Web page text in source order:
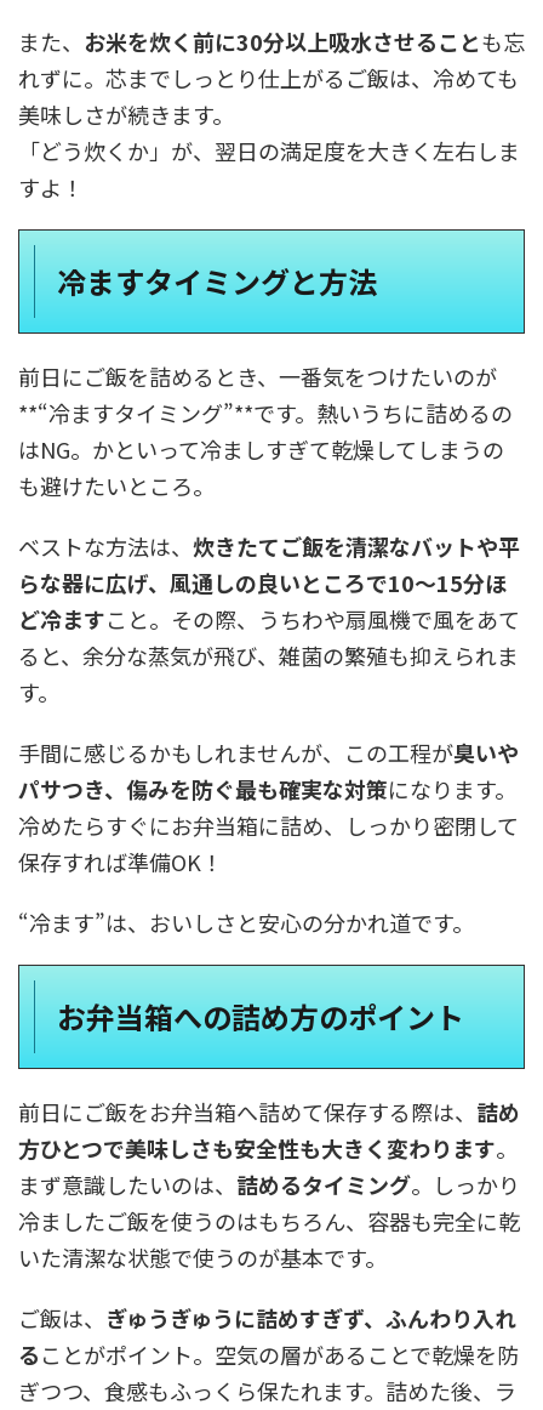
また、 お米を炊く前に30分以上吸水させることも忘
れずに。芯までしっとり仕上がるご飯は、冷めても
美味しさが続きます。
「どう炊くか」が、翌日の満足度を大きく左右しま
すよ！
冷ますタイミングと方法
前日にご飯を詰めるとき、一番気をつけたいのが
**“冷ますタイミング”**です。熱いうちに詰めるの
はNG。かといって冷ましすぎて乾燥してしまうの
も避けたいところ。
ベストな方法は、 炊きたてご飯を清潔なバットや平
らな器に広げ、風通しの良いところで10〜15分ほ
ど冷ますこと。その際、うちわや扇風機で風をあて
ると、余分な蒸気が飛び、雑菌の繁殖も抑えられま
す。
手間に感じるかもしれませんが、この工程が臭いや
パサつき、傷みを防ぐ最も確実な対策になります。
冷めたらすぐにお弁当箱に詰め、しっかり密閉して
保存すれば準備OK！
“冷ます”は、おいしさと安心の分かれ道です。
お弁当箱への詰め方のポイント
前日にご飯をお弁当箱へ詰めて保存する際は、 詰め
方ひとつで美味しさも安全性も大きく変わります。
まず意識したいのは、 詰めるタイミング。しっかり
冷ましたご飯を使うのはもちろん、容器も完全に乾
いた清潔な状態で使うのが基本です。
ご飯は、 ぎゅうぎゅうに詰めすぎず、ふんわり入れ
ることがポイント。空気の層があることで乾燥を防
ぎつつ、食感もふっくら保たれます。詰めた後、ラ